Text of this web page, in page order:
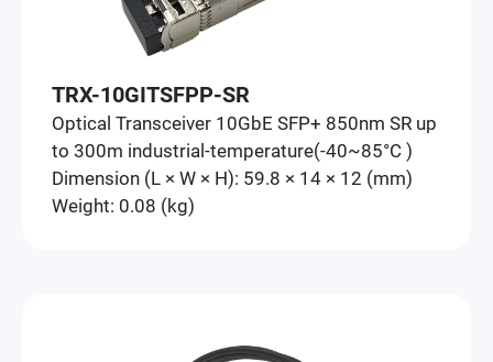
TRX-10GITSFPP-SR
Optical Transceiver 10GbE SFP+ 850nm SR up
to 300m industrial-temperature(-40~85°C )
Dimension (L × W × H): 59.8 × 14 × 12 (mm)
Weight: 0.08 (kg)